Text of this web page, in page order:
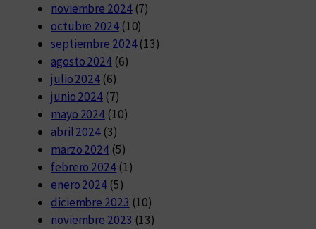
noviembre 2024(7)
octubre 2024(10)
septiembre 2024(13)
agosto 2024(6)
julio 2024 (6)
junio 2024 (7)
mayo 2024 (10)
abril 2024 (3)
marzo 2024 (5)
febrero 2024(1)
enero 2024 (5)
diciembre 2023 (10)
noviembre 2023 (13)